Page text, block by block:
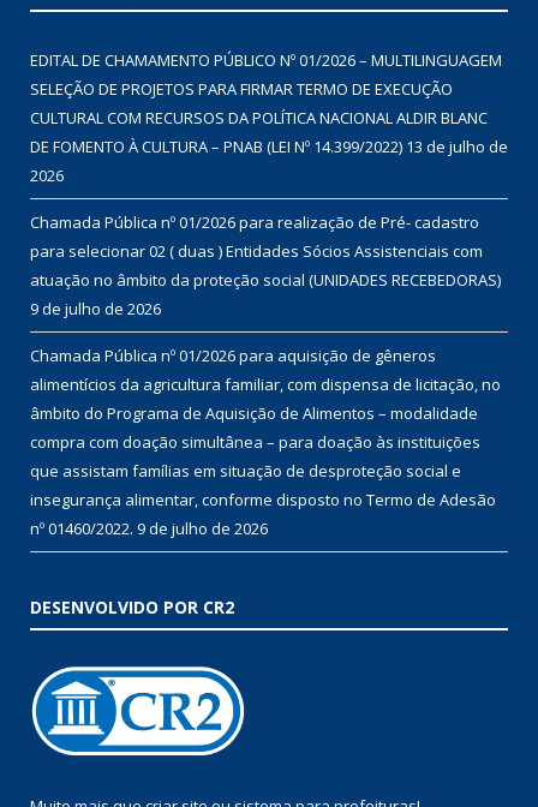
EDITAL DE CHAMAMENTO PÚBLICO Nº 01/2026 – MULTILINGUAGEM
SELEÇÃO DE PROJETOS PARA FIRMAR TERMO DE EXECUÇÃO
CULTURAL COM RECURSOS DA POLÍTICA NACIONAL ALDIR BLANC
DE FOMENTO À CULTURA – PNAB (LEI Nº 14.399/2022) 13 de julho de
2026
Chamada Pública nº 01/2026 para realização de Pré- cadastro
para selecionar 02 ( duas ) Entidades Sócios Assistenciais com
atuação no âmbito da proteção social (UNIDADES RECEBEDORAS)
9 de julho de 2026
Chamada Pública nº 01/2026 para aquisição de gêneros
alimentícios da agricultura familiar, com dispensa de licitação, no
âmbito do Programa de Aquisição de Alimentos – modalidade
compra com doação simultânea – para doação às instituições
que assistam famílias em situação de desproteção social e
insegurança alimentar, conforme disposto no Termo de Adesão
nº 01460/2022. 9 de julho de 2026
DESENVOLVIDO POR CR2